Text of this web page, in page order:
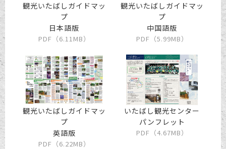
観光いたばしガイドマッ
プ
日本語版
PDF（6.11MB）
観光いたばしガイドマッ
プ
中国語版
PDF（5.99MB）
観光いたばしガイドマッ
プ
英語版
PDF（6.22MB）
いたばし観光センター
パンフレット
PDF（4.67MB）